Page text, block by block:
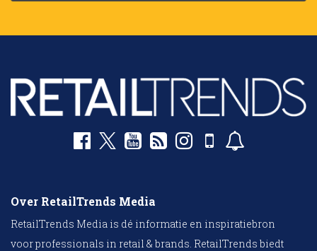
Over RetailTrends Media
RetailTrends Media is dé informatie en inspiratiebron
voor professionals in retail & brands. RetailTrends biedt